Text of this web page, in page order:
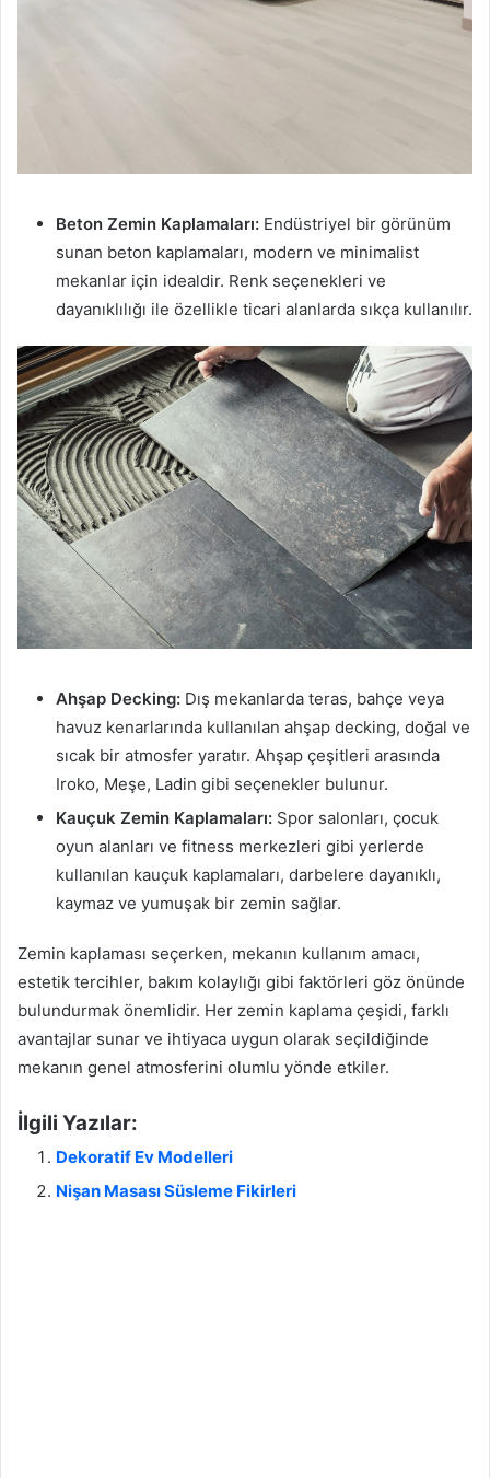
Beton Zemin Kaplamaları: Endüstriyel bir görünüm
sunan beton kaplamaları, modern ve minimalist
mekanlar için idealdir. Renk seçenekleri ve
dayanıklılığı ile özellikle ticari alanlarda sıkça kullanılır.
Ahşap Decking: Dış mekanlarda teras, bahçe veya
havuz kenarlarında kullanılan ahşap decking, doğal ve
sıcak bir atmosfer yaratır. Ahşap çeşitleri arasında
Iroko, Meşe, Ladin gibi seçenekler bulunur.
Kauçuk Zemin Kaplamaları: Spor salonları, çocuk
oyun alanları ve fitness merkezleri gibi yerlerde
kullanılan kauçuk kaplamaları, darbelere dayanıklı,
kaymaz ve yumuşak bir zemin sağlar.
Zemin kaplaması seçerken, mekanın kullanım amacı,
estetik tercihler, bakım kolaylığı gibi faktörleri göz önünde
bulundurmak önemlidir. Her zemin kaplama çeşidi, farklı
avantajlar sunar ve ihtiyaca uygun olarak seçildiğinde
mekanın genel atmosferini olumlu yönde etkiler.
İlgili Yazılar:
Dekoratif Ev Modelleri
Nişan Masası Süsleme Fikirleri